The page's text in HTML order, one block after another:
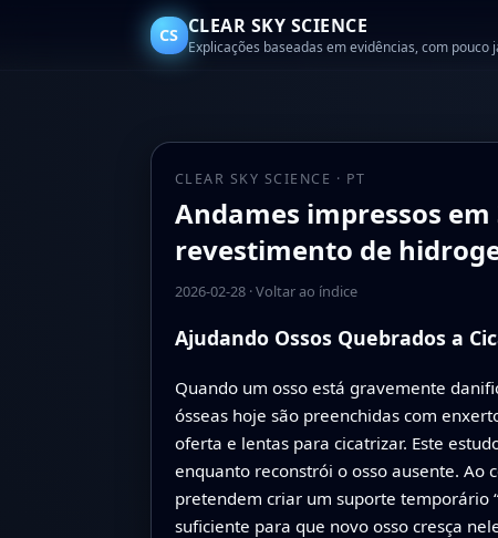
CS CLEAR SKY SCIENCE
Explicações baseadas em evidências, com pouco
CLEAR SKY SCIENCE · PT
Andames impressos
revestimento de
2026-02-28·Voltar ao índice
Ajudando Ossos Quebrados a
Quando um osso está gravemente
ósseas hoje são preenchidas com
oferta e lentas para cicatrizar. Este
enquanto reconstrói o osso ausente.
pretendem criar um suporte temporário
suficiente para que novo osso cresça